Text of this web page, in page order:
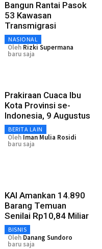
Bangun Rantai Pasok
53 Kawasan
Transmigrasi
NASIONAL
Oleh Rizki Supermana
baru saja
Prakiraan Cuaca Ibu
Kota Provinsi se-
Indonesia, 9 Augustus
BERITA LAIN
Oleh Iman Mulia Rosidi
baru saja
KAI Amankan 14.890
Barang Temuan
Senilai Rp10,84 Miliar
BISNIS
Oleh Danang Sundoro
baru saja